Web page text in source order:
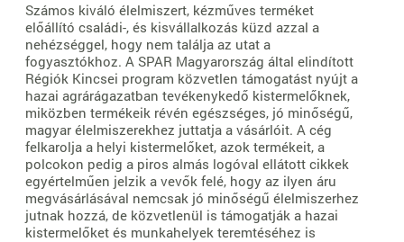
Számos kiváló élelmiszert, kézműves terméket
előállító családi-, és kisvállalkozás küzd azzal a
nehézséggel, hogy nem találja az utat a
fogyasztókhoz. A SPAR Magyarország által elindított
Régiók Kincsei program közvetlen támogatást nyújt a
hazai agrárágazatban tevékenykedő kistermelőknek,
miközben termékeik révén egészséges, jó minőségű,
magyar élelmiszerekhez juttatja a vásárlóit. A cég
felkarolja a helyi kistermelőket, azok termékeit, a
polcokon pedig a piros almás logóval ellátott cikkek
egyértelműen jelzik a vevők felé, hogy az ilyen áru
megvásárlásával nemcsak jó minőségű élelmiszerhez
jutnak hozzá, de közvetlenül is támogatják a hazai
kistermelőket és munkahelyek teremtéséhez is